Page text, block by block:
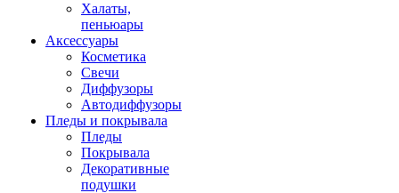
Халаты,
пеньюары
Аксессуары
Косметика
Свечи
Диффузоры
Автодиффузоры
Пледы и покрывала
Пледы
Покрывала
Декоративные
подушки